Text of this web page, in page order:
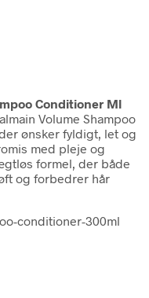
Conditioner Ml
Volume Shampoo
ønsker fyldigt, let og
med pleje og
formel, der både
og forbedrer hår
conditioner-300ml